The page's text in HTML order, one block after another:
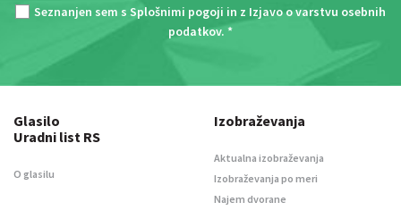
Seznanjen sem s Splošnimi pogoji in z Izjavo o varstvu osebnih
podatkov. *
Glasilo
Uradni list RS
O glasilu
Izobraževanja
Aktualna izobraževanja
Izobraževanja po meri
Najem dvorane